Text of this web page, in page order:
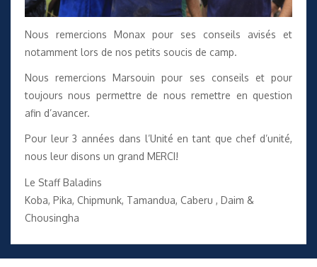
Nous remercions Monax pour ses conseils avisés et
notamment lors de nos petits soucis de camp.
Nous remercions Marsouin pour ses conseils et pour
toujours nous permettre de nous remettre en question
afin d’avancer.
Pour leur 3 années dans l’Unité en tant que chef d’unité,
nous leur disons un grand MERCI!
Le Staff Baladins
Koba, Pika, Chipmunk, Tamandua, Caberu , Daim &
Chousingha